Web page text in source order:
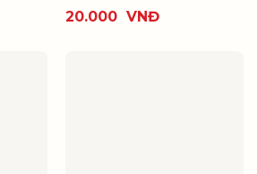
20.000 VNĐ